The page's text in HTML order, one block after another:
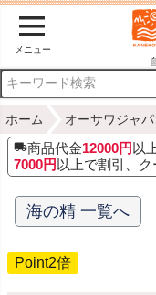
メニュー
ホーム オーサワジャパ
商品代金12000円 以
7000円 以上で割引、
海の精 一覧へ
Point2倍